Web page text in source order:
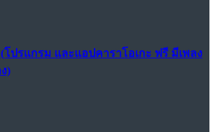
(โปรแกรม และแอปคาราโอเกะ ฟรี มีเพลง
)